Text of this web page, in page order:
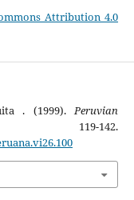
Attribution 4.0
. (1999).Peruvian
142.